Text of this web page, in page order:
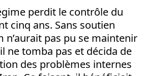
perdit le contrôle du
cinq ans. Sans soutien
n’aurait pas pu se maintenir
ne tomba pas et décida de
des problèmes internes